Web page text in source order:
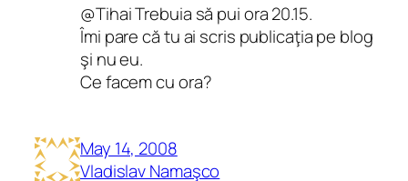
@Tihai Trebuia să pui ora 20.15.
Îmi pare că tu ai scris publicaţia pe blog
şi nu eu.
Ce facem cu ora?
May 14, 2008
Vladislav Namaşco